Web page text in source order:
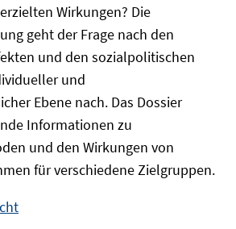
Wirkungen? Die
geht der Frage nach den
und den sozialpolitischen
und
Ebene nach. Das Dossier
Informationen zu
und den Wirkungen von
für verschiedene Zielgruppen.